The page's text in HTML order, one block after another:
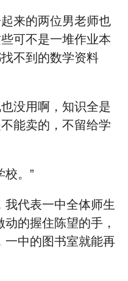
来的两位男老师也
可不是一堆作业本
不到的数学资料
没用啊，知识全是
能卖的，不留给学
校。”
我代表一中全体师生
的握住陈望的手，
一中的图书室就能再